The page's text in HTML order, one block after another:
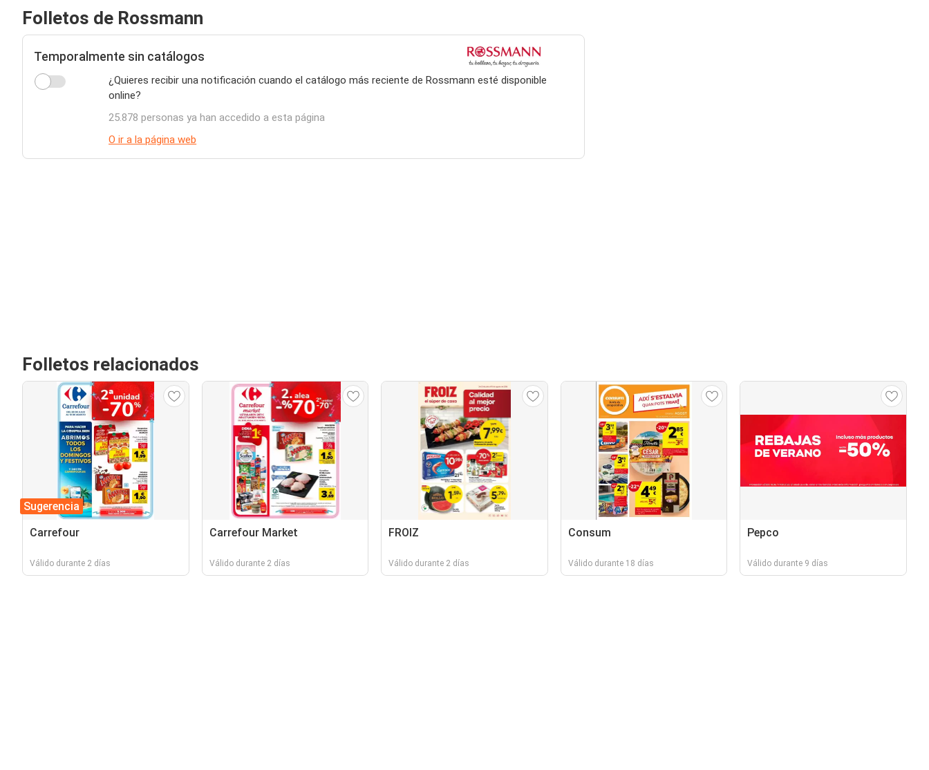
Folletos de Rossmann
Temporalmente sin catálogos
¿Quieres recibir una notificación cuando el catálogo más reciente de Rossmann esté disponible
online?
25.878 personas ya han accedido a esta página
O ir a la página web
Folletos relacionados
Sugerencia
Carrefour
Válido durante 2 días
Carrefour Market
Válido durante 2 días
FROIZ
Válido durante 2 días
Consum
Válido durante 18 días
Pepco
Válido durante 9 días